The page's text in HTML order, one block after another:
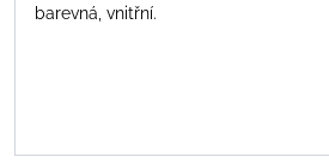
barevná, vnitřní.